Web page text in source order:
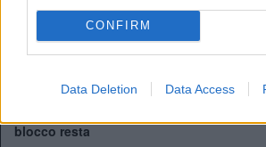
CONFIRM
Data Deletion Data Access
Il Real Madrid rilancia per Vinicius:
blocco resta